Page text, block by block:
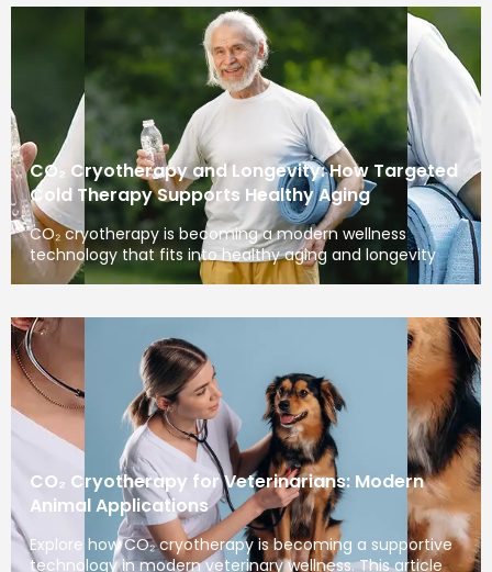
CO₂ Cryotherapy and Longevity: How Targeted
Cold Therapy Supports Healthy Aging
CO₂ cryotherapy is becoming a modern wellness
technology that fits into healthy aging and longevity
CO₂ Cryotherapy for Veterinarians: Modern
Animal Applications
Explore how CO₂ cryotherapy is becoming a supportive
technology in modern veterinary wellness. This article